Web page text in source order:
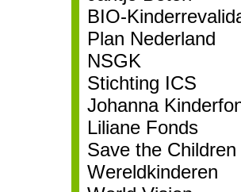
BIO-
Plan Nederland
NSGK
Stichting ICS
Johanna
Liliane Fonds
Save the Children
Wereldkinderen